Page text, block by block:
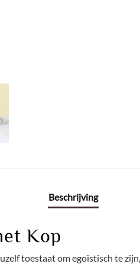
Beschrijving
Kop
toestaat om egoïstisch te